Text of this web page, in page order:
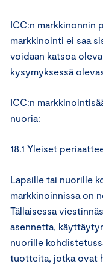
ICC:n markkinonnin
markkinointi ei saa
voidaan katsoa
kysymyksessä
ICC:n
nuoria:
18.1 Yleiset
Lapsille tai nuorille
markkinoinnissa on
Tällaisessa
asennetta,
nuorille
tuotteita, jotka ovat